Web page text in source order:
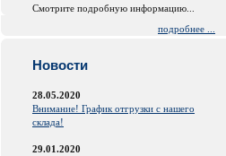
Смотрите подробную информацию...
подробнее ...
Новости
28.05.2020
Внимание! График отгрузки с нашего
склада!
29.01.2020